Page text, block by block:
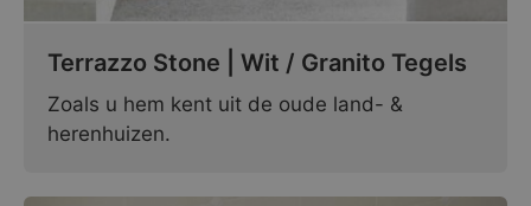
Terrazzo Stone | Wit / Granito Tegels
Zoals u hem kent uit de oude land- &
herenhuizen.